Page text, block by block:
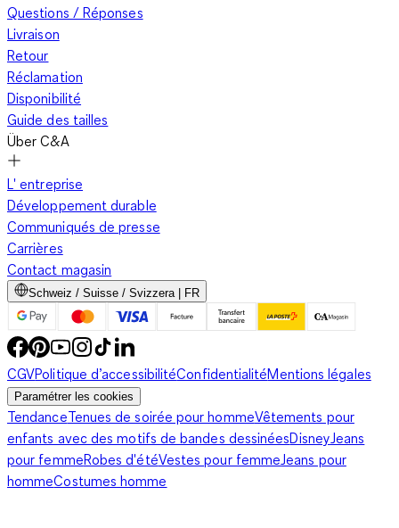
Questions / Réponses
Livraison
Retour
Réclamation
Disponibilité
Guide des tailles
Über C&A
L' entreprise
Développement durable
Communiqués de presse
Carrières
Contact magasin
Schweiz / Suisse / Svizzera | FR
CGVPolitique d’accessibilitéConfidentialitéMentions légales
Paramétrer les cookies
TendanceTenues de soirée pour hommeVêtements pour
enfants avec des motifs de bandes dessinéesDisneyJeans
pour femmeRobes d'étéVestes pour femmeJeans pour
hommeCostumes homme